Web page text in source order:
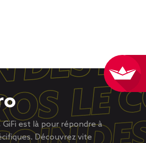
est là pour répondre à
Découvrez vite